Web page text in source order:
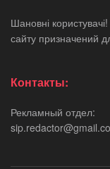
Шановні
сайту призначений
Контакты:
Рекламный отдел: